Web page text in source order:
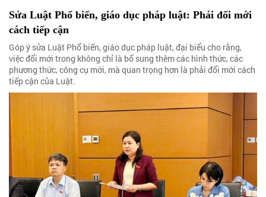
Sửa Luật Phổ biến, giáo dục pháp luật: Phải đổi mới
cách tiếp cận
Góp ý sửa Luật Phổ biến, giáo dục pháp luật, đại biểu cho rằng,
việc đổi mới trong không chỉ là bổ sung thêm các hình thức, các
phương thức, công cụ mới, mà quan trọng hơn là phải đổi mới cách
tiếp cận của Luật.